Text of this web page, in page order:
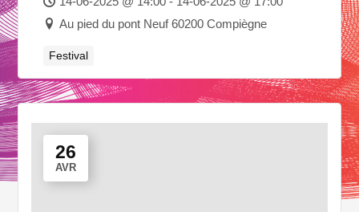
Au pied du pont Neuf 60200 Compiègne
Festival
26
AVR